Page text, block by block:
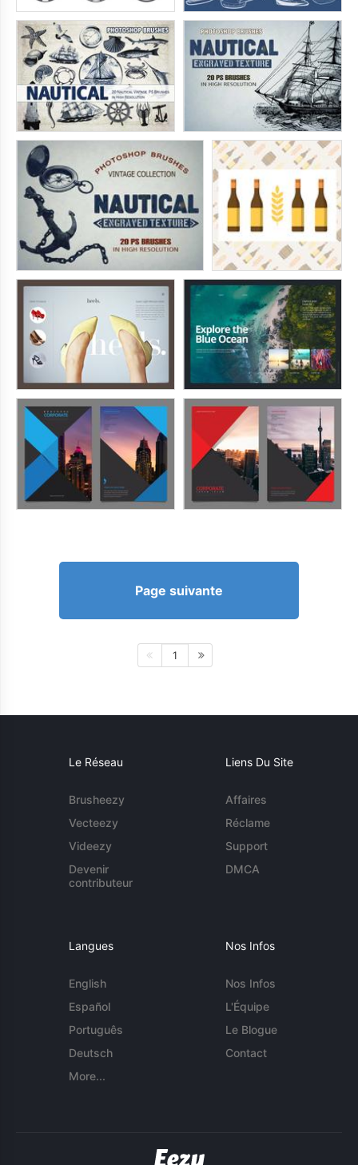
Page suivante
1
Le Réseau
Brusheezy
Vecteezy
Videezy
Devenir
contributeur
Liens Du Site
Affaires
Réclame
Support
DMCA
Langues
English
Español
Português
Deutsch
More...
Nos Infos
Nos Infos
L'Équipe
Le Blogue
Contact